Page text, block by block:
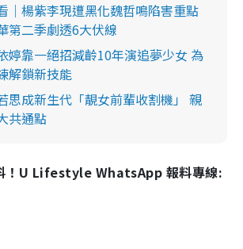
｜楊紫李現遭黑化魏哲鳴陷害重點
第二季劇透6大伏線
婷靠一絕招減齡10年演追夢少女 為
解鎖新技能
思成新生代「靚女前輩收割機」 親
共通點
！U Lifestyle WhatsApp 報料專線: